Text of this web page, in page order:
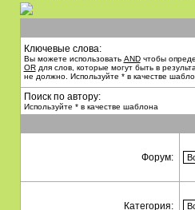
Ключевые слова:
Вы можете использовать ANDчтобы
ORдля слов, которые могут быть в
не должно. Используйте * в качестве
Поиск по автору:
Используйте * в качестве шаблона
Форум:
Категория: